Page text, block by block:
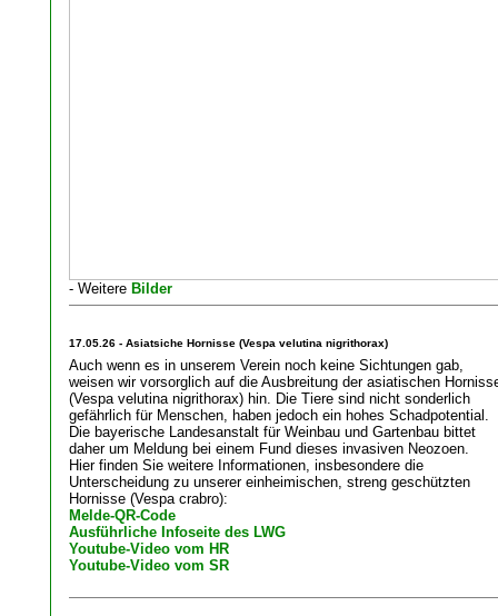
- Weitere Bilder
17.05.26 - Asiatsiche Hornisse (Vespa velutina nigrithorax)
Auch wenn es in unserem Verein noch keine Sichtungen gab,
weisen wir vorsorglich auf die Ausbreitung der asiatischen
(Vespa velutina nigrithorax) hin. Die Tiere sind nicht sonderlich
gefährlich für Menschen, haben jedoch ein hohes Schadpotential.
Die bayerische Landesanstalt für Weinbau und Gartenbau bittet
daher um Meldung bei einem Fund dieses invasiven Neozoen.
Hier finden Sie weitere Informationen, insbesondere die
Unterscheidung zu unserer einheimischen, streng geschützten
Hornisse (Vespa crabro):
Melde-QR-Code
Ausführliche Infoseite des LWG
Youtube-Video vom HR
Youtube-Video vom SR